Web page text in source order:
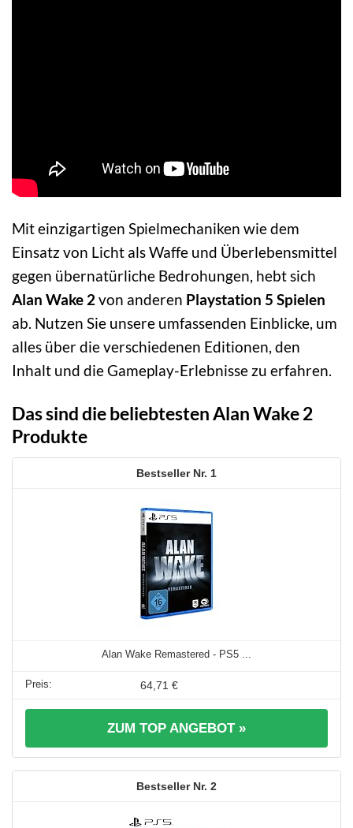
Mit einzigartigen Spielmechaniken wie dem
Einsatz von Licht als Waffe und Überlebensmittel
gegen übernatürliche Bedrohungen, hebt sich
Alan Wake 2 von anderen Playstation 5 Spielen
ab. Nutzen Sie unsere umfassenden Einblicke, um
alles über die verschiedenen Editionen, den
Inhalt und die Gameplay-Erlebnisse zu erfahren.
Das sind die beliebtesten Alan Wake 2
Produkte
1
Alan Wake Remastered - PS5 ...
64,71 €
ZUM TOP ANGEBOT »
2